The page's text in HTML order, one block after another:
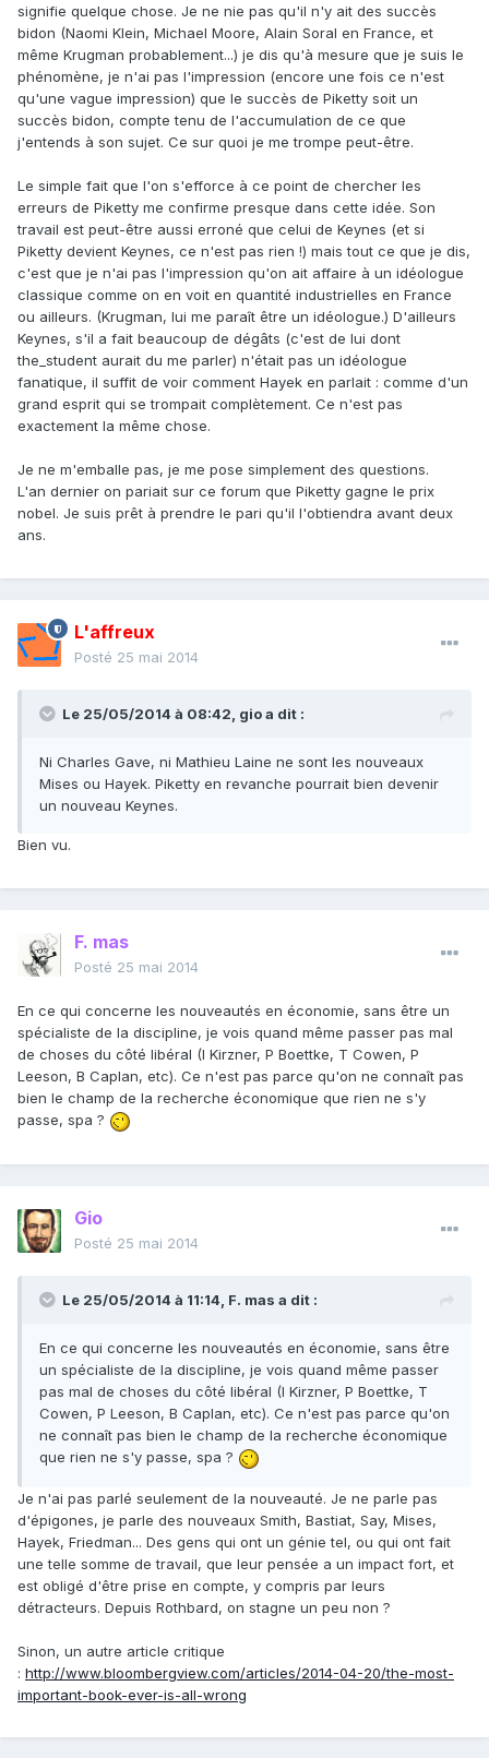
signifie quelque chose. Je ne nie pas qu'il n'y ait des succès
bidon (Naomi Klein, Michael Moore, Alain Soral en France, et
même Krugman probablement...) je dis qu'à mesure que je suis le
phénomène, je n'ai pas l'impression (encore une fois ce n'est
qu'une vague impression) que le succès de Piketty soit un
succès bidon, compte tenu de l'accumulation de ce que
j'entends à son sujet. Ce sur quoi je me trompe peut-être.
Le simple fait que l'on s'efforce à ce point de chercher les
erreurs de Piketty me confirme presque dans cette idée. Son
travail est peut-être aussi erroné que celui de Keynes (et si
Piketty devient Keynes, ce n'est pas rien !) mais tout ce que je dis,
c'est que je n'ai pas l'impression qu'on ait affaire à un idéologue
classique comme on en voit en quantité industrielles en France
ou ailleurs. (Krugman, lui me paraît être un idéologue.) D'ailleurs
Keynes, s'il a fait beaucoup de dégâts (c'est de lui dont
the_student aurait du me parler) n'était pas un idéologue
fanatique, il suffit de voir comment Hayek en parlait : comme d'un
grand esprit qui se trompait complètement. Ce n'est pas
exactement la même chose.
Je ne m'emballe pas, je me pose simplement des questions.
L'an dernier on pariait sur ce forum que Piketty gagne le prix
nobel. Je suis prêt à prendre le pari qu'il l'obtiendra avant deux
ans.
L'affreux
Posté 25 mai 2014
Le 25/05/2014 à 08:42, gio a dit :
Ni Charles Gave, ni Mathieu Laine ne sont les nouveaux
Mises ou Hayek. Piketty en revanche pourrait bien devenir
un nouveau Keynes.
Bien vu.
F. mas
Posté 25 mai 2014
En ce qui concerne les nouveautés en économie, sans être un
spécialiste de la discipline, je vois quand même passer pas mal
de choses du côté libéral (I Kirzner, P Boettke, T Cowen, P
Leeson, B Caplan, etc). Ce n'est pas parce qu'on ne connaît pas
bien le champ de la recherche économique que rien ne s'y
passe, spa ?
Gio
Posté 25 mai 2014
Le 25/05/2014 à 11:14, F. mas a dit :
En ce qui concerne les nouveautés en économie, sans être
un spécialiste de la discipline, je vois quand même passer
pas mal de choses du côté libéral (I Kirzner, P Boettke, T
Cowen, P Leeson, B Caplan, etc). Ce n'est pas parce qu'on
ne connaît pas bien le champ de la recherche économique
que rien ne s'y passe, spa ?
Je n'ai pas parlé seulement de la nouveauté. Je ne parle pas
d'épigones, je parle des nouveaux Smith, Bastiat, Say, Mises,
Hayek, Friedman... Des gens qui ont un génie tel, ou qui ont fait
une telle somme de travail, que leur pensée a un impact fort, et
est obligé d'être prise en compte, y compris par leurs
détracteurs. Depuis Rothbard, on stagne un peu non ?
Sinon, un autre article critique
: http://www.bloombergview.com/articles/2014-04-20/the-most-
important-book-ever-is-all-wrong